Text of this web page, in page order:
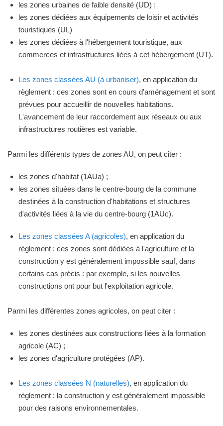
les zones urbaines de faible densité (UD) ;
les zones dédiées aux équipements de loisir et activités
touristiques (UL)
les zones dédiées à l'hébergement touristique, aux
commerces et infrastructures liées à cet hébergement (UT).
Les zones classées AU (à urbaniser), en application du
règlement : ces zones sont en cours d'aménagement et sont
prévues pour accueillir de nouvelles habitations.
L'avancement de leur raccordement aux réseaux ou aux
infrastructures routières est variable.
Parmi les différents types de zones AU, on peut citer :
les zones d'habitat (1AUa) ;
les zones situées dans le centre-bourg de la commune
destinées à la construction d'habitations et structures
d'activités liées à la vie du centre-bourg (1AUc).
Les zones classées A (agricoles), en application du
règlement : ces zones sont dédiées à l'agriculture et la
construction y est généralement impossible sauf, dans
certains cas précis : par exemple, si les nouvelles
constructions ont pour but l'exploitation agricole.
Parmi les différentes zones agricoles, on peut citer :
les zones destinées aux constructions liées à la formation
agricole (AC) ;
les zones d'agriculture protégées (AP).
Les zones classées N (naturelles), en application du
règlement : la construction y est généralement impossible
pour des raisons environnementales.